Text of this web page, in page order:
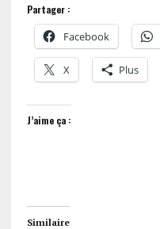
Partager :
Facebook
X Plus
J’aime ça :
Similaire